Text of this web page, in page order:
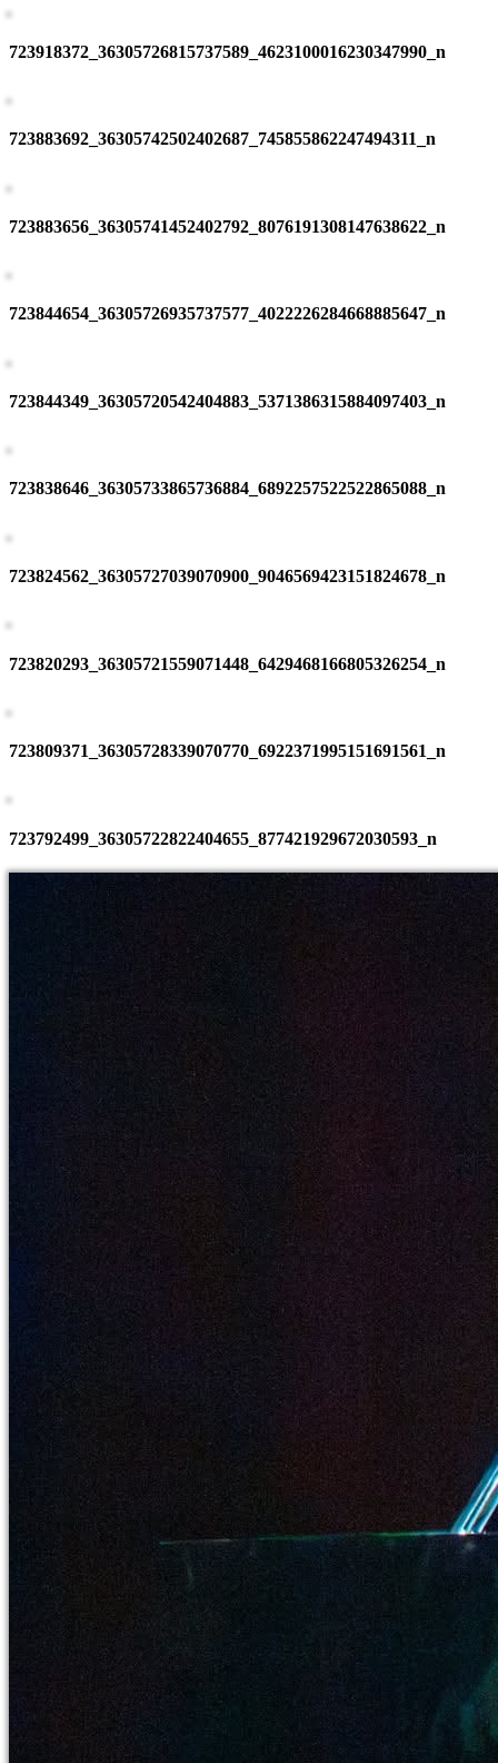
723918372_36305726815737589_4623100016230347990_n
723883692_36305742502402687_745855862247494311_n
723883656_36305741452402792_8076191308147638622_n
723844654_36305726935737577_4022226284668885647_n
723844349_36305720542404883_5371386315884097403_n
723838646_36305733865736884_6892257522522865088_n
723824562_36305727039070900_9046569423151824678_n
723820293_36305721559071448_6429468166805326254_n
723809371_36305728339070770_6922371995151691561_n
723792499_36305722822404655_877421929672030593_n